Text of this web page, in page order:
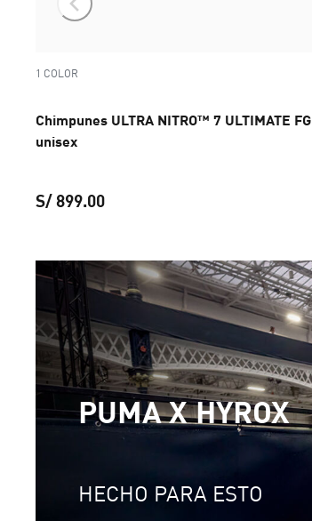
1 COLOR
Chimpunes ULTRA NITRO™ 7 ULTIMATE FG
unisex
S/ 899.00
PUMA X HYROX
HECHO PARA ESTO